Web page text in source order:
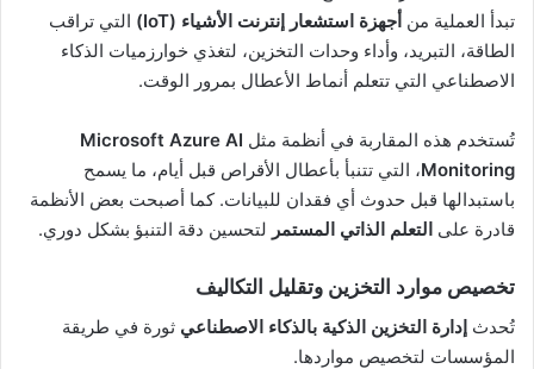
تبدأ العملية من أجهزة استشعار إنترنت الأشياء (IoT)
التي تراقب
الطاقة، التبريد، وأداء وحدات التخزين، لتغذي خوارزميات الذكاء
الاصطناعي التي تتعلم أنماط الأعطال بمرور الوقت.
تُستخدم هذه المقاربة في أنظمة مثل Microsoft Azure AI
Monitoring، التي تتنبأ بأعطال الأقراص قبل أيام، ما يسمح
باستبدالها قبل حدوث أي فقدان للبيانات. كما أصبحت بعض الأنظمة
قادرة على التعلم الذاتي المستمر لتحسين دقة التنبؤ بشكل دوري.
تخصيص موارد التخزين وتقليل التكاليف
تُحدث إدارة التخزين الذكية بالذكاء الاصطناعي ثورة في طريقة
المؤسسات لتخصيص مواردها.